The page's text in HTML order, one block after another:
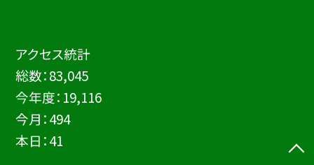
アクセス統計
総数：83,045
今年度： 19,116
今月：494
本日：41